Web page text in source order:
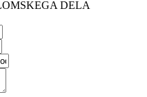
DELA